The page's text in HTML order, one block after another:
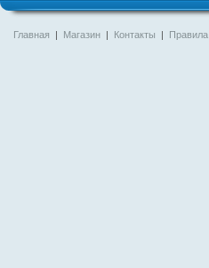
Главная | Магазин | Контакты | Правила